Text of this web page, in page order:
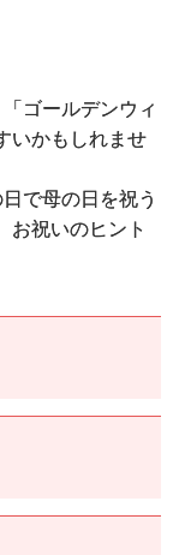
ゴールデンウィ
いかもしれませ
で母の日を祝う
お祝いのヒント